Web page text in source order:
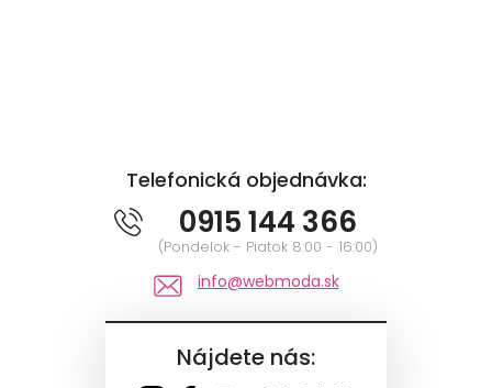
Telefonická objednávka:
0915 144 366
(Pondelok - Piatok 8:00 - 16:00)
info@webmoda.sk
Nájdete nás: